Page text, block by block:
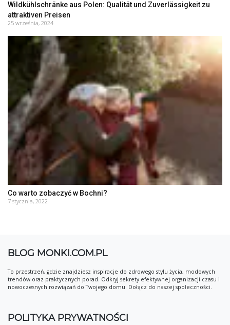
Wildkühlschränke aus Polen: Qualität und Zuverlässigkeit zu
attraktiven Preisen
25 września, 2024
Co warto zobaczyć w Bochni?
7 stycznia, 2022
BLOG MONKI.COM.PL
To przestrzeń, gdzie znajdziesz inspiracje do zdrowego stylu życia, modowych
trendów oraz praktycznych porad. Odkryj sekrety efektywnej organizacji czasu i
nowoczesnych rozwiązań do Twojego domu. Dołącz do naszej społeczności.
POLITYKA PRYWATNOŚCI